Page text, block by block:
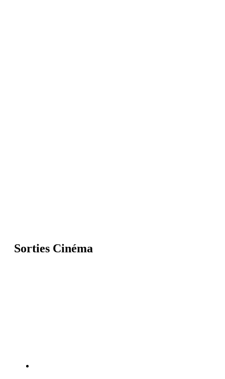
Sorties Cinéma